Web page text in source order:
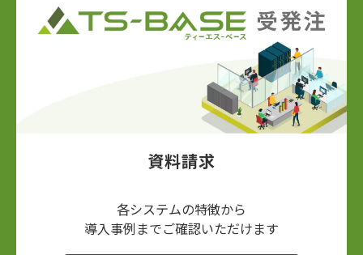
資料請求
各システムの特徴から
導入事例までご確認いただけます